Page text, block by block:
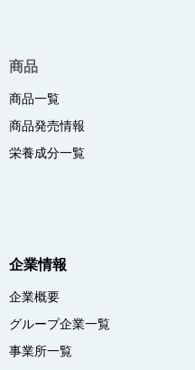
商品
商品一覧
商品発売情報
栄養成分一覧
企業情報
企業概要
グループ企業一覧
事業所一覧